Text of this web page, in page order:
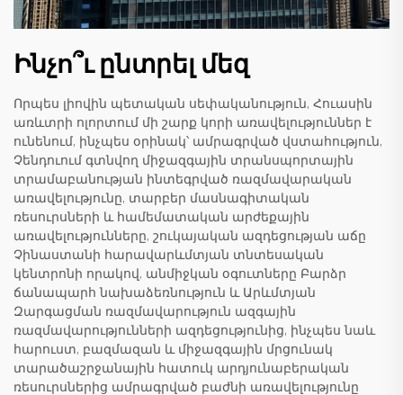
Ինչո՞ւ ընտրել մեզ
Որպես լիովին պետական սեփականություն, Հուասին
առևտրի ոլորտում մի շարք կորի առավելություններ է
ունենում, ինչպես օրինակ՝ ամրագրված վստահություն,
Չենդուում գտնվող միջազգային տրանսպորտային
տրամաբանության ինտեգրված ռազմավարական
առավելությունը, տարբեր մասնագիտական
ռեսուրսների և համեմատական արժեքային
առավելությունները, շուկայական ազդեցության աճը
Չինաստանի հարավարևմտյան տնտեսական
կենտրոնի որակով, անմիջկան օգուտները Բարձր
ճանապարհ նախաձեռնություն և Արևմտյան
Զարգացման ռազմավարություն ազգային
ռազմավարությունների ազդեցությունից, ինչպես նաև
հարուստ, բազմազան և միջազգային մրցունակ
տարածաշրջանային հատուկ արդյունաբերական
ռեսուրսներից ամրագրված բաժնի առավելությունը